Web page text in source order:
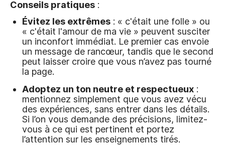
Conseils pratiques :
Évitez les extrêmes : « c'était une folle » ou
« c'était l'amour de ma vie » peuvent susciter
un inconfort immédiat. Le premier cas envoie
un message de rancœur, tandis que le second
peut laisser croire que vous n’avez pas tourné
la page.
Adoptez un ton neutre et respectueux :
mentionnez simplement que vous avez vécu
des expériences, sans entrer dans les détails.
Si l’on vous demande des précisions, limitez-
vous à ce qui est pertinent et portez
l’attention sur les enseignements tirés.